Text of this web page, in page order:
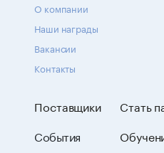
О компании
Наши награды
Вакансии
Контакты
Поставщики
События
Стать